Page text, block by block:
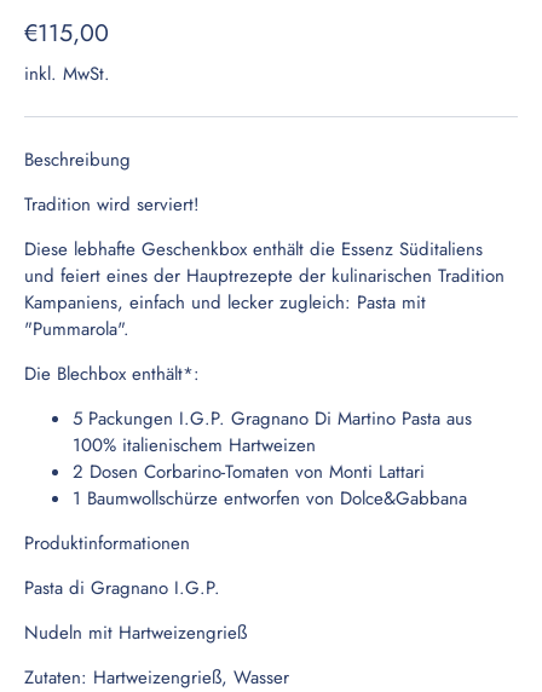
€115,00
inkl. MwSt.
Beschreibung
Tradition wird serviert!
Diese lebhafte Geschenkbox enthält die Essenz Süditaliens
und feiert eines der Hauptrezepte der kulinarischen Tradition
Kampaniens, einfach und lecker zugleich: Pasta mit
"Pummarola".
Die Blechbox enthält*:
5 Packungen I.G.P. Gragnano Di Martino Pasta aus
100% italienischem Hartweizen
2 Dosen Corbarino-Tomaten von Monti Lattari
1 Baumwollschürze entworfen von Dolce&Gabbana
Produktinformationen
Pasta di Gragnano I.G.P.
Nudeln mit Hartweizengrieß
Zutaten: Hartweizengrieß, Wasser